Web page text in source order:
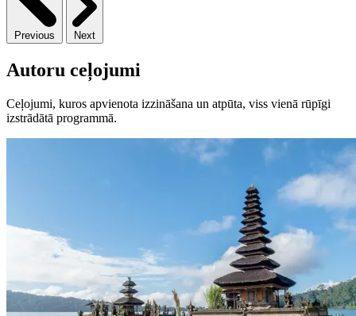
Previous Next
Autoru ceļojumi
Ceļojumi, kuros apvienota izzināšana un atpūta, viss vienā rūpīgi
izstrādātā programmā.